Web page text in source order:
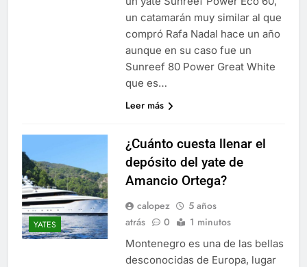
un catamarán muy similar al que
compró Rafa Nadal hace un año
aunque en su caso fue un
Sunreef 80 Power Great White
que es…
Leer más
YATES
¿Cuánto cuesta llenar el
depósito del yate de
Amancio Ortega?
calopez
5 años
atrás
0 1 minutos
Montenegro es una de las bellas
desconocidas de Europa, lugar